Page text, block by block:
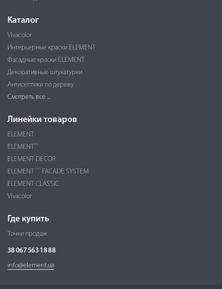
Каталог
Vivacolor
Интерьерные краски ELEMENT
Фасадные краски ELEMENT
Декоративные штукатурки
Антисептики по дереву
Смотреть все ...
Линейки товаров
ELEMENT
ELEMENT
PRO
ELEMENT DECOR
ELEMENT
PRO
FACADE SYSTEM
ELEMENT CLASSIC
Vivacolor
Где купить
Точки продаж
38 067 563 18 88
info@element.ua